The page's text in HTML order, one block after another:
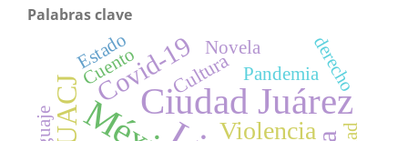
Palabras clave
Ciudad Juárez
UACJ
Covid-19
Violencia
Cultura derecho
Pandemia
Cuento
Estado Novela